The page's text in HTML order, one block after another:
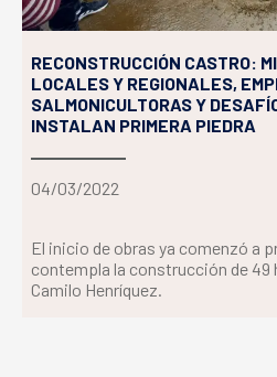
RECONSTRUCCIÓN CASTRO:
LOCALES Y REGIONALES,
SALMONICULTORAS Y
INSTALAN PRIMERA PIEDRA
04/03/2022
El inicio de obras ya comenzó a
contempla la construcción de 49
Camilo Henríquez.